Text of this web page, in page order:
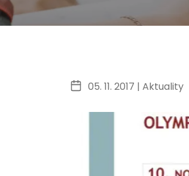
05. 11. 2017 | Aktuality